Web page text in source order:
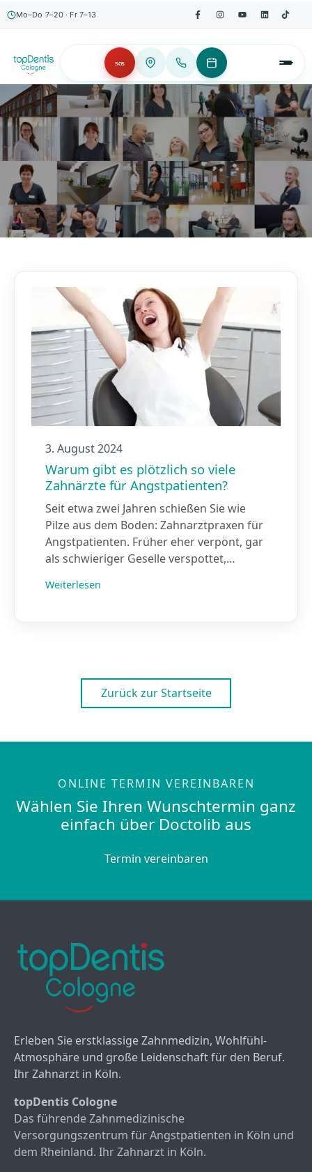
Mo–Do 7–20 · Fr 7–13
SOS
Unser Blog
3. August 2024
Warum gibt es plötzlich so viele
Zahnärzte für Angstpatienten?
Seit etwa zwei Jahren schießen Sie wie
Pilze aus dem Boden: Zahnarztpraxen für
Angstpatienten. Früher eher verpönt, gar
als schwieriger Geselle verspottet,…
Weiterlesen
Zurück zur Startseite
ONLINE TERMIN VEREINBAREN
Wählen Sie Ihren Wunschtermin ganz
einfach über Doctolib aus
Termin vereinbaren
Erleben Sie erstklassige Zahnmedizin, Wohlfühl-
Atmosphäre und große Leidenschaft für den Beruf.
Ihr Zahnarzt in Köln.
topDentis Cologne
Das führende Zahnmedizinische
Versorgungszentrum für Angstpatienten in Köln und
dem Rheinland. Ihr Zahnarzt in Köln.